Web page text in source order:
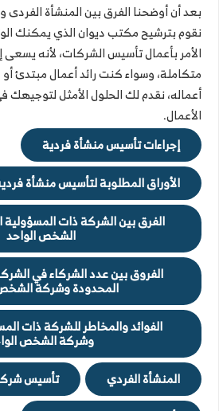
بعد أن أوضحنا الفرق بين المنشأة
نقوم بترشيح مكتب ديوان الذي يمكنك
الأمر بأعمال تأسيس الشركات، لأنه
متكاملة، وسواء كنت رائد أعمال مبتدئ
أعماله، نقدم لك الحلول الأمثل
الأعمال.
إجراءات تأسيس منشأة فردية
الأوراق المطلوبة لتأسيس منشأة
الفرق بين الشركة ذات
الشخص الواحد
الفروق بين عدد الشركاء في
المحدودة وشركة
الفوائد والمخاطر للشركة ذات
وشركة الشخص
المنشأة الفردي
تأسيس